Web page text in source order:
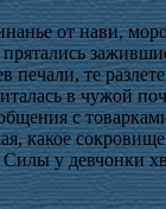
от нави,
печали, те
в чужой
с
какое
у девчонки